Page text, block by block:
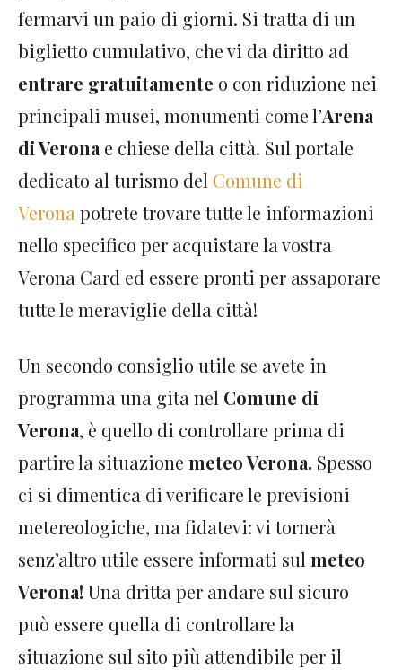
fermarvi un paio di giorni. Si tratta di un
biglietto cumulativo, che vi da diritto ad
entrare gratuitamente o con riduzione nei
principali musei, monumenti come l’Arena
di Veronae chiese della città. Sul portale
dedicato al turismo del Comune di
Veronapotrete trovare tutte le informazioni
nello specifico per acquistare la vostra
Verona Card ed essere pronti per assaporare
tutte le meraviglie della città!
Un secondo consiglio utile se avete in
programma una gita nel Comune di
Verona, è quello di controllare prima di
partire la situazione meteo Verona. Spesso
ci si dimentica di verificare le previsioni
metereologiche, ma fidatevi: vi tornerà
senz’altro utile essere informati sulmeteo
Verona! Una dritta per andare sul sicuro
può essere quella di controllare la
situazione sul sito più attendibile per il